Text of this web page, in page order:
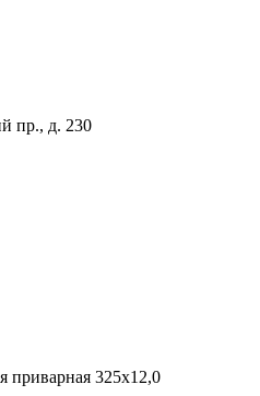
пр., д. 230
приварная 325х12,0